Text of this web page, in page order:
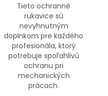
Tieto ochranné
rukavice sú
nevyhnutným
doplnkom pre každého
profesionála, ktorý
potrebuje spoľahlivú
ochranu pri
mechanických
prácach.